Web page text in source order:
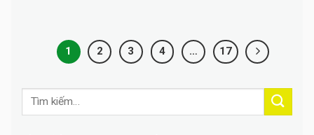
1 2 3 4 … 17